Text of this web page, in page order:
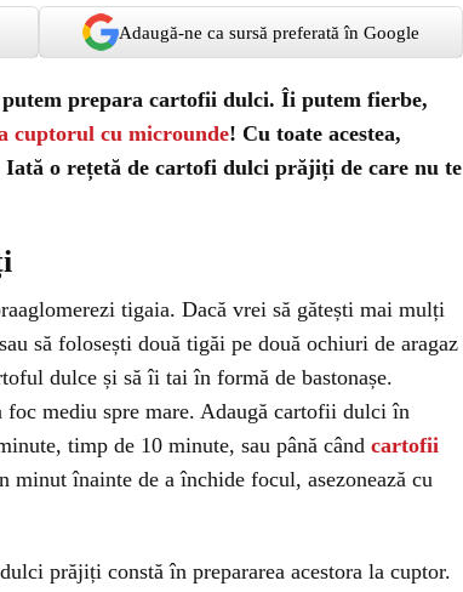
Adaugă-ne ca sursă preferată în Google
prepara cartofii dulci. Îi putem fierbe,
cuptorul cu microunde! Cu toate acestea,
o rețetă de cartofi dulci prăjiți de care nu te
tigaia. Dacă vrei să gătești mai mulți
să folosești două tigăi pe două ochiuri de aragaz
dulce și să îi tai în formă de bastonașe.
foc mediu spre mare. Adaugă cartofii dulci în
timp de 10 minute, sau până când cartofii
minut înainte de a închide focul, asezonează cu
prăjiți constă în prepararea acestora la cuptor.